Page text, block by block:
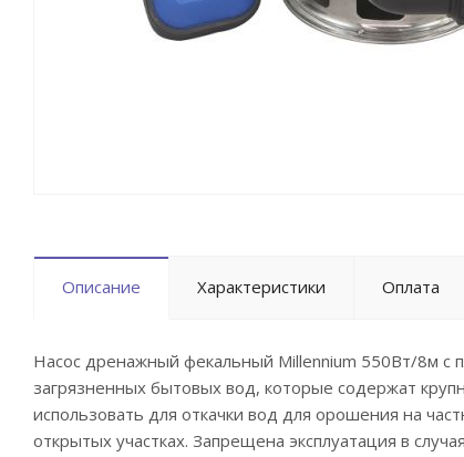
Описание Характеристики Оплата
Насос дренажный фекальный Millennium 550Вт/8м с
загрязненных бытовых вод, которые содержат
использовать для откачки вод для орошения на
открытых участках. Запрещена эксплуатация в